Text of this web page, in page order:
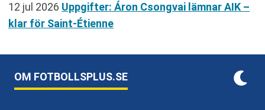
12 jul 2026 Uppgifter: Áron Csongvai lämnar AIK –
klar för Saint-Étienne
OM FOTBOLLSPLUS.SE